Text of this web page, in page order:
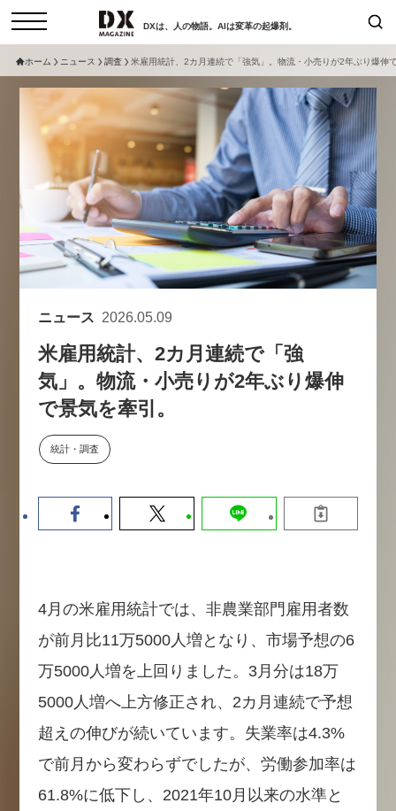
DXは、人の物語。AIは変革の起爆剤。
インタビュー
セミナー ニュース
サービスメニュー 日本オムニチャネル協会
トップページ
特集
動画
サイトマップ
お問い合わせ
個人情報保護法について
採用情報
検索
現在開催予定のセミナー
セミナー
非公開: 【8/6開催】AIエージェン
ト時代、日本企業は何から始める
新潮流から学ぶ〜
セミナー
【8/12開催】「イノベーションを
ホーム ニュース 調査 米雇用統計、2カ月連続で「強気」。物流・小売りが2年ぶり爆伸
ニュース 2026.05.09
米雇用統計、2カ月連続で「強
気」。物流・小売りが2年ぶり爆伸
で景気を牽引。
統計・調査
4月の米雇用統計では、非農業部門雇用者数
が前月比11万5000人増となり、市場予想の6
万5000人増を上回りました。3月分は18万
5000人増へ上方修正され、2カ月連続で予想
超えの伸びが続いています。失業率は4.3%
で前月から変わらずでしたが、労働参加率は
61.8%に低下し、2021年10月以来の水準と